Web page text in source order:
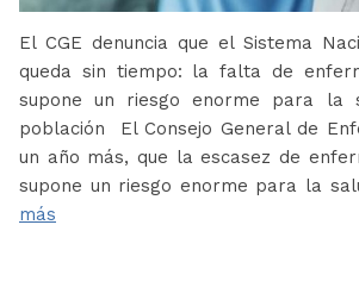
El CGE denuncia que el Sistema
queda sin tiempo: la falta de
supone un riesgo enorme para la
población El Consejo General de
un año más, que la escasez de
supone un riesgo enorme para la
más